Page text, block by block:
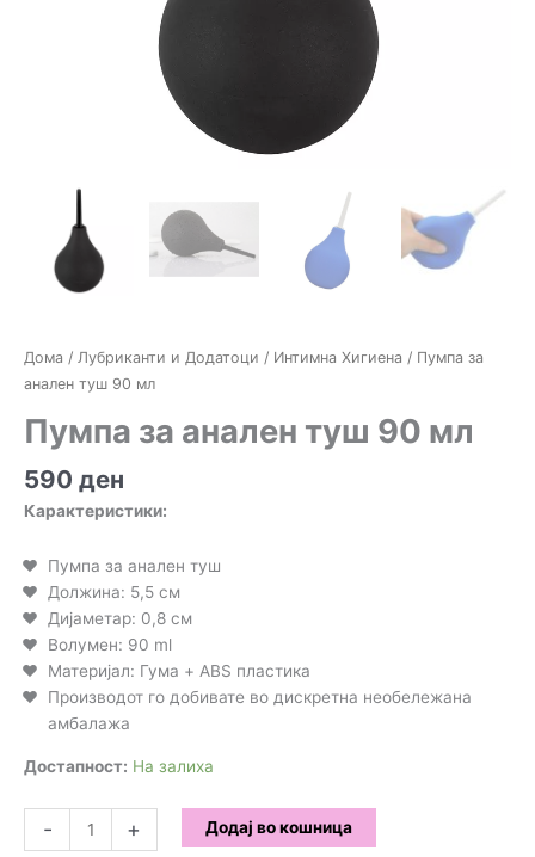
Дома / Лубриканти и Додатоци / Интимна Хигиена / Пумпа за
анален туш 90 мл
Пумпа за анален туш 90 мл
590 ден
Карактеристики:
Пумпа за анален туш
Должина: 5,5 см
Дијаметар: 0,8 см
Волумен: 90 ml
Материјал: Гума + ABS пластика
Производот го добивате во дискретна необележана
амбалажа
Достапност: На залиха
-
за
+ Додај во кошница